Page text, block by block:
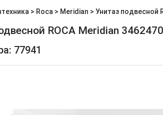
> Roca > Meridian > Унитаз подвесной
ROCA Meridian
77941